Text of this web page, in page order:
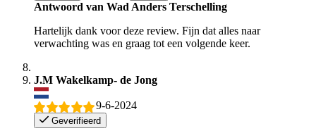
Antwoord van Wad Anders Terschelling
Hartelijk dank voor deze review. Fijn dat alles naar
verwachting was en graag tot een volgende keer.
J.M Wakelkamp- de Jong
9-6-2024
Geverifieerd